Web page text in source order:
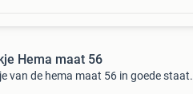
Hema maat 56
van de hema maat 56 in goede staat.